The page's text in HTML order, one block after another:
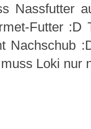
Nassfutter
Futter :D
Nachschub
Loki nur